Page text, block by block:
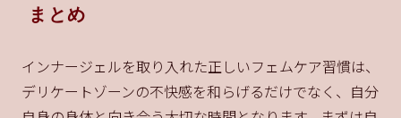
まとめ
インナージェルを取り入れた正しいフェムケア習慣は、
デリケートゾーンの不快感を和らげるだけでなく、自分